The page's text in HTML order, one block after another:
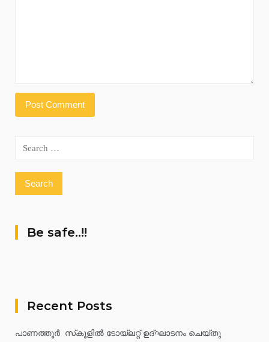
Search
Be safe..!!
Recent Posts
പാണത്തൂർ സ്‌കൂളിൽ ടോയ്ലറ്റ് ഉദ്ഘാടനം ചെയ്തു